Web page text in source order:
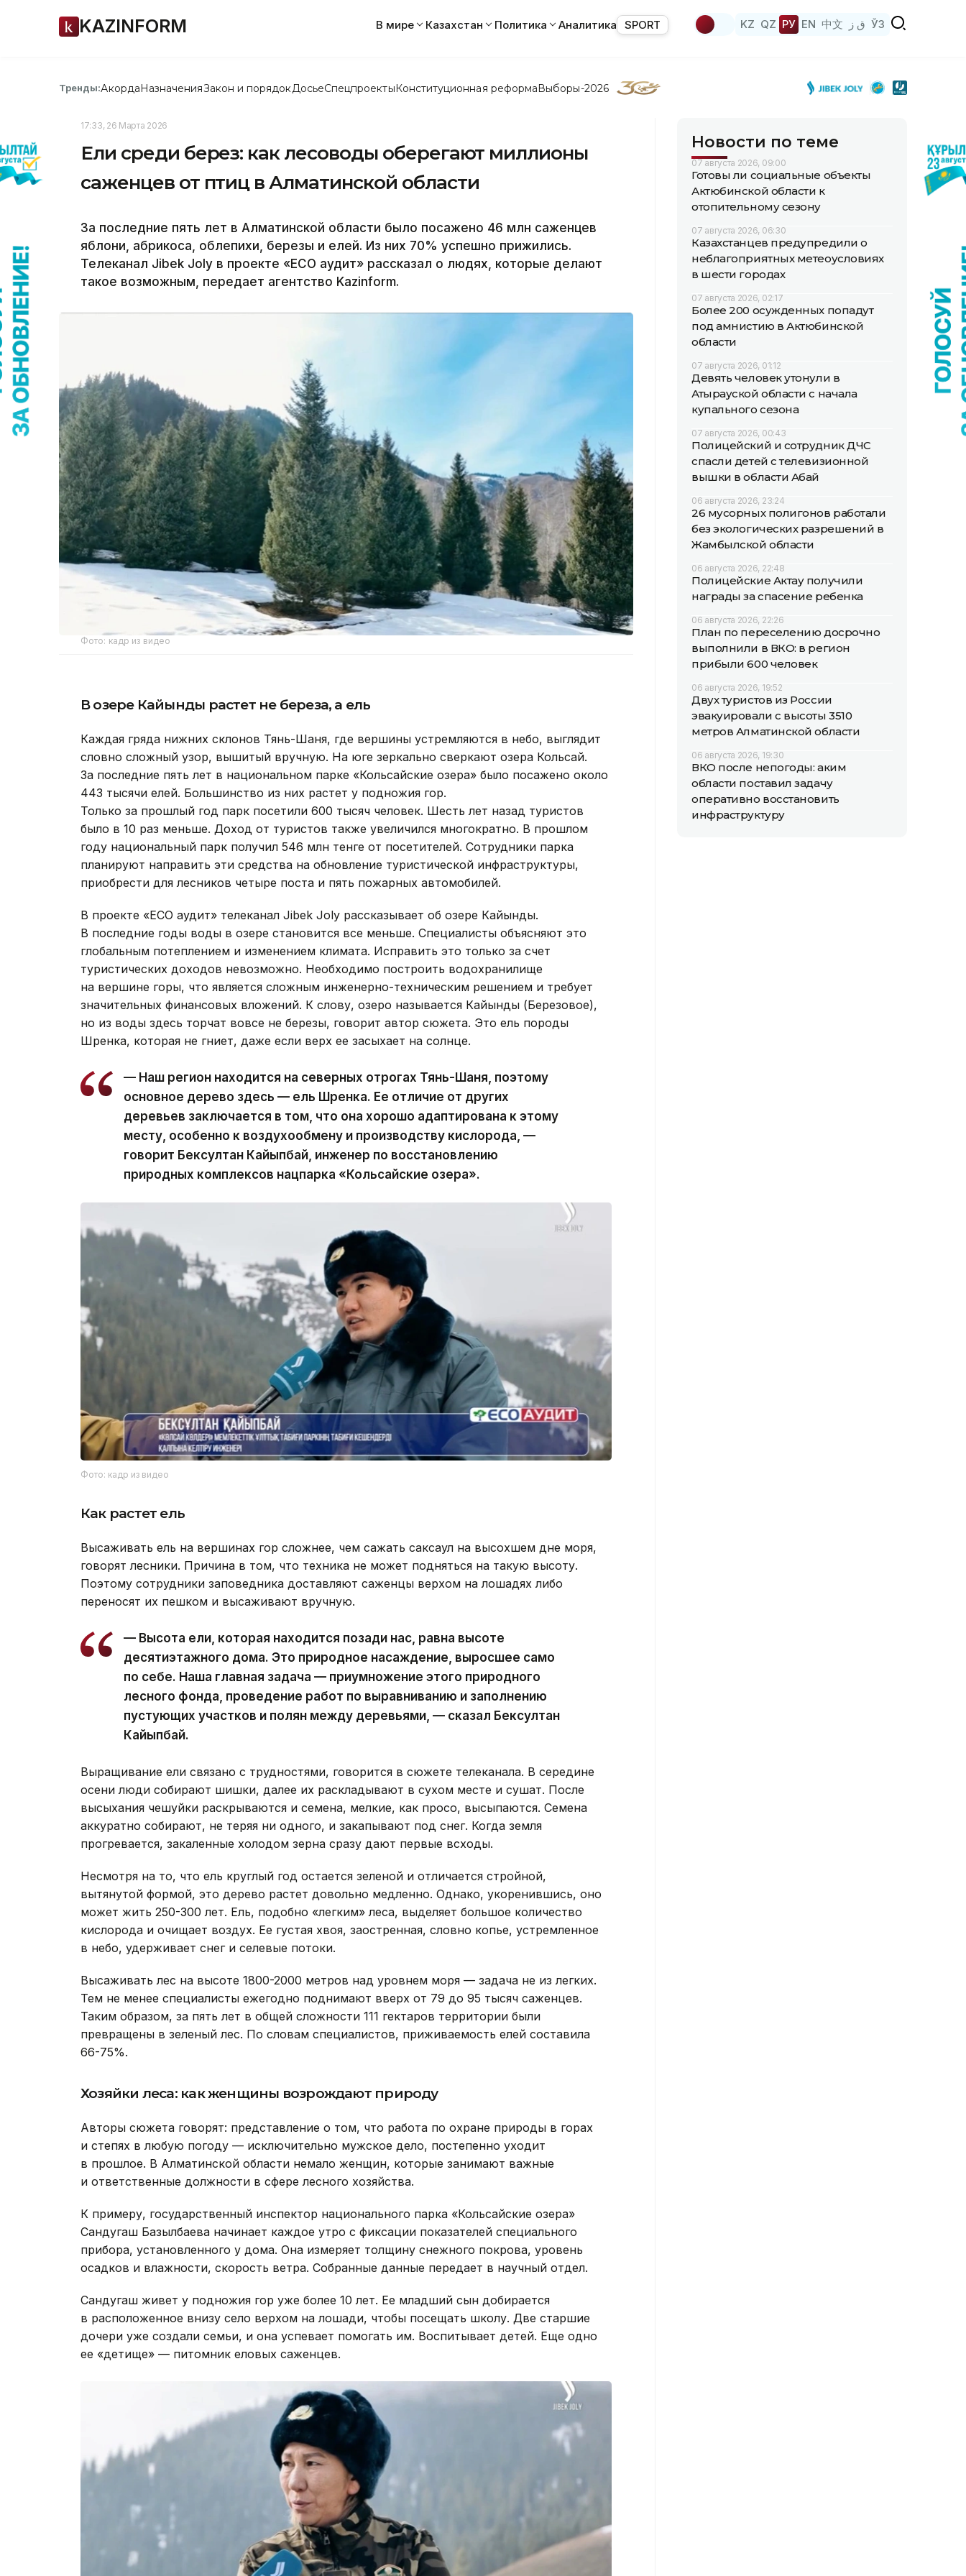
KAZINFORM В мире Казахстан Политика Аналитика SPORT KZ QZ РУ EN 中文 ق ز ЎЗ
Тренды:АкордаНазначенияЗакон и порядок ДосьеСпецпроектыКонституционная реформаВыборы-2026
17:33, 26 Марта 2026
Ели среди берез: как лесоводы оберегают миллионы
саженцев от птиц в Алматинской области
За последние пять лет в Алматинской области было посажено 46 млн саженцев
яблони, абрикоса, облепихи, березы и елей. Из них 70% успешно прижились.
Телеканал Jibek Joly в проекте «ECO аудит» рассказал о людях, которые делают
такое возможным, передает агентство Kazinform.
Фото: кадр из видео
В озере Кайынды растет не береза, а ель
Каждая гряда нижних склонов Тянь-Шаня, где вершины устремляются в небо, выглядит
словно сложный узор, вышитый вручную. На юге зеркально сверкают озера Кольсай.
За последние пять лет в национальном парке «Кольсайские озера» было посажено около
443 тысячи елей. Большинство из них растет у подножия гор.
Только за прошлый год парк посетили 600 тысяч человек. Шесть лет назад туристов
было в 10 раз меньше. Доход от туристов также увеличился многократно. В прошлом
году национальный парк получил 546 млн тенге от посетителей. Сотрудники парка
планируют направить эти средства на обновление туристической инфраструктуры,
приобрести для лесников четыре поста и пять пожарных автомобилей.
В проекте «ECO аудит» телеканал Jibek Joly рассказывает об озере Кайынды.
В последние годы воды в озере становится все меньше. Специалисты объясняют это
глобальным потеплением и изменением климата. Исправить это только за счет
туристических доходов невозможно. Необходимо построить водохранилище
на вершине горы, что является сложным инженерно-техническим решением и требует
значительных финансовых вложений. К слову, озеро называется Кайынды (Березовое),
но из воды здесь торчат вовсе не березы, говорит автор сюжета. Это ель породы
Шренка, которая не гниет, даже если верх ее засыхает на солнце.
— Наш регион находится на северных отрогах Тянь-Шаня, поэтому
основное дерево здесь — ель Шренка. Ее отличие от других
деревьев заключается в том, что она хорошо адаптирована к этому
месту, особенно к воздухообмену и производству кислорода, —
говорит Бексултан Кайыпбай, инженер по восстановлению
природных комплексов нацпарка «Кольсайские озера».
Фото: кадр из видео
Как растет ель
Высаживать ель на вершинах гор сложнее, чем сажать саксаул на высохшем дне моря,
говорят лесники. Причина в том, что техника не может подняться на такую высоту.
Поэтому сотрудники заповедника доставляют саженцы верхом на лошадях либо
переносят их пешком и высаживают вручную.
— Высота ели, которая находится позади нас, равна высоте
десятиэтажного дома. Это природное насаждение, выросшее само
по себе. Наша главная задача — приумножение этого природного
лесного фонда, проведение работ по выравниванию и заполнению
пустующих участков и полян между деревьями, — сказал Бексултан
Кайыпбай.
Выращивание ели связано с трудностями, говорится в сюжете телеканала. В середине
осени люди собирают шишки, далее их раскладывают в сухом месте и сушат. После
высыхания чешуйки раскрываются и семена, мелкие, как просо, высыпаются. Семена
аккуратно собирают, не теряя ни одного, и закапывают под снег. Когда земля
прогревается, закаленные холодом зерна сразу дают первые всходы.
Несмотря на то, что ель круглый год остается зеленой и отличается стройной,
вытянутой формой, это дерево растет довольно медленно. Однако, укоренившись, оно
может жить 250-300 лет. Ель, подобно «легким» леса, выделяет большое количество
кислорода и очищает воздух. Ее густая хвоя, заостренная, словно копье, устремленное
в небо, удерживает снег и селевые потоки.
Высаживать лес на высоте 1800-2000 метров над уровнем моря — задача не из легких.
Тем не менее специалисты ежегодно поднимают вверх от 79 до 95 тысяч саженцев.
Таким образом, за пять лет в общей сложности 111 гектаров территории были
превращены в зеленый лес. По словам специалистов, приживаемость елей составила
66-75%.
Хозяйки леса: как женщины возрождают природу
Авторы сюжета говорят: представление о том, что работа по охране природы в горах
и степях в любую погоду — исключительно мужское дело, постепенно уходит
в прошлое. В Алматинской области немало женщин, которые занимают важные
и ответственные должности в сфере лесного хозяйства.
К примеру, государственный инспектор национального парка «Кольсайские озера»
Сандугаш Базылбаева начинает каждое утро с фиксации показателей специального
прибора, установленного у дома. Она измеряет толщину снежного покрова, уровень
осадков и влажности, скорость ветра. Собранные данные передает в научный отдел.
Сандугаш живет у подножия гор уже более 10 лет. Ее младший сын добирается
в расположенное внизу село верхом на лошади, чтобы посещать школу. Две старшие
дочери уже создали семьи, и она успевает помогать им. Воспитывает детей. Еще одно
ее «детище» — питомник еловых саженцев.
Новости по теме
07 августа 2026, 09:00
Готовы ли социальные объекты
Актюбинской области к
отопительному сезону
07 августа 2026, 06:30
Казахстанцев предупредили о
неблагоприятных метеоусловиях
в шести городах
07 августа 2026, 02:17
Более 200 осужденных попадут
под амнистию в Актюбинской
области
07 августа 2026, 01:12
Девять человек утонули в
Атырауской области с начала
купального сезона
07 августа 2026, 00:43
Полицейский и сотрудник ДЧС
спасли детей с телевизионной
вышки в области Абай
06 августа 2026, 23:24
26 мусорных полигонов работали
без экологических разрешений в
Жамбылской области
06 августа 2026, 22:48
Полицейские Актау получили
награды за спасение ребенка
06 августа 2026, 22:26
План по переселению досрочно
выполнили в ВКО: в регион
прибыли 600 человек
06 августа 2026, 19:52
Двух туристов из России
эвакуировали с высоты 3510
метров Алматинской области
06 августа 2026, 19:30
ВКО после непогоды: аким
области поставил задачу
оперативно восстановить
инфраструктуру